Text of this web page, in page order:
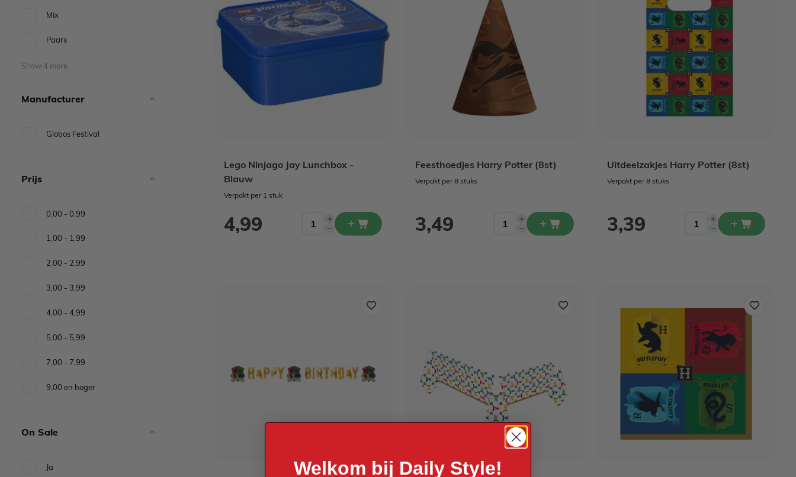
Mix
Paars
Show 4 more
Manufacturer
Globos Festival
Prijs
0,00 - 0,99
1,00 - 1,99
2,00 - 2,99
3,00 - 3,99
4,00 - 4,99
5,00 - 5,99
7,00 - 7,99
9,00 en hoger
On Sale
Ja
Lego Ninjago Jay Lunchbox -
Blauw
Verpakt per 1 stuk
4,99
Feesthoedjes Harry Potter (8st)
Verpakt per 8 stuks
3,49
Uitdeelzakjes Harry Potter (8st)
Verpakt per 8 stuks
3,39
Welkom bij Daily Style!